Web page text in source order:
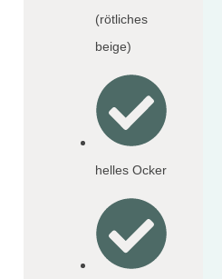
(rötliches
beige)
helles Ocker